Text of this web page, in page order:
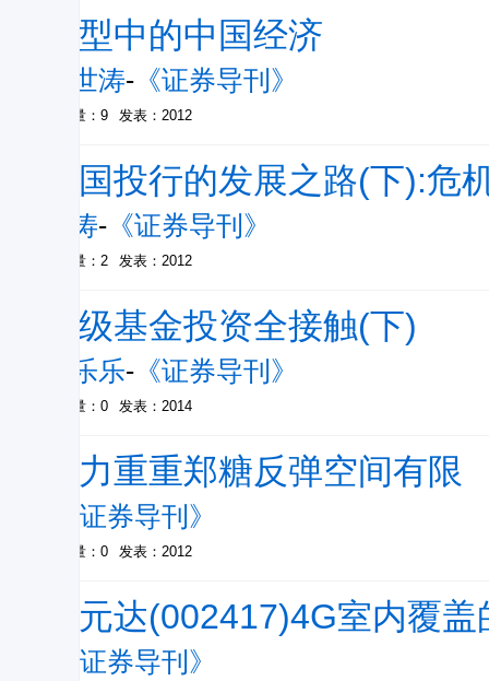
转型中的中国经济
郭世涛- 《证券导刊》
被引量：9 发表：2012
美国投行的发展之路(下):危
魏涛- 《证券导刊》
被引量：2 发表：2012
分级基金投资全接触(下)
王乐乐- 《证券导刊》
被引量：0 发表：2014
压力重重郑糖反弹空间有限
《证券导刊》
被引量：0 发表：2012
三元达(002417)4G室内覆
《证券导刊》